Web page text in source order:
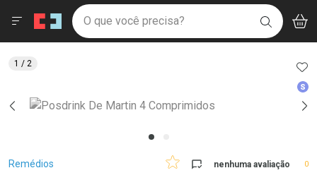
Drogaria São Paulo
Ir direto para a home
pela página
Ir direto para o conteúdo
Ir direto para a busca
Ir direto para a conta
Ir direto para a notificações
Ir direto para o carrinho
Faça a sua busca
O que você precisa? BUSCAR
Menu
Breadcrumb
Remédios nenhuma avaliação 0
1 / 2